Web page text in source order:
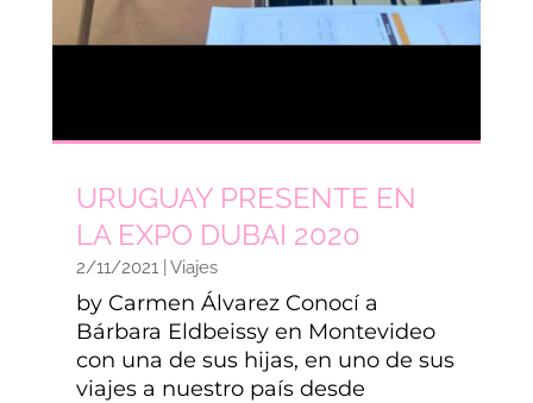
URUGUAY PRESENTE EN
LA EXPO DUBAI 2020
2/11/2021| Viajes
by Carmen Álvarez Conocí a
Bárbara Eldbeissy en Montevideo
con una de sus hijas, en uno de sus
viajes a nuestro país desde